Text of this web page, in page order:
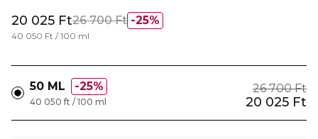
25%
20 025 Ft26 700 Ft
40 050 Ft / 100 ml
50 ML 25% 26 700 Ft
20 025 Ft
40 050 ft / 100 ml